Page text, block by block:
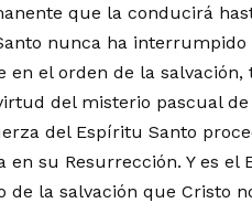
que la conducirá
nunca ha
en el orden de la
del misterio pascual de
del Espíritu Santo
en su Resurrección. Y es
de la salvación que Cristo